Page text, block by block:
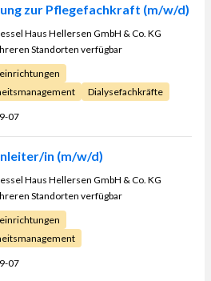
zur Pflegefachkraft (m/w/d)
Haus Hellersen GmbH & Co. KG
Standorten verfügbar
Dialysefachkräfte
07
in (m/w/d)
Haus Hellersen GmbH & Co. KG
Standorten verfügbar
07